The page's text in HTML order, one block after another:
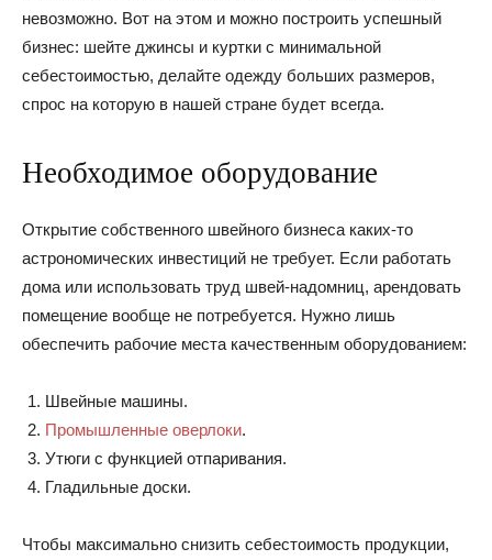
невозможно. Вот на этом и можно построить успешный
бизнес: шейте джинсы и куртки с минимальной
себестоимостью, делайте одежду больших размеров,
спрос на которую в нашей стране будет всегда.
Необходимое оборудование
Открытие собственного швейного бизнеса каких-то
астрономических инвестиций не требует. Если работать
дома или использовать труд швей-надомниц, арендовать
помещение вообще не потребуется. Нужно лишь
обеспечить рабочие места качественным оборудованием:
Швейные машины.
Промышленные оверлоки.
Утюги с функцией отпаривания.
Гладильные доски.
Чтобы максимально снизить себестоимость продукции,